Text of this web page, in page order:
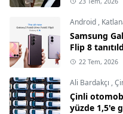
Android ,
Samsung
Flip 8
22 Tem, 2026
Ali Bardakçı ,
Çinli
yüzde 1,5'e